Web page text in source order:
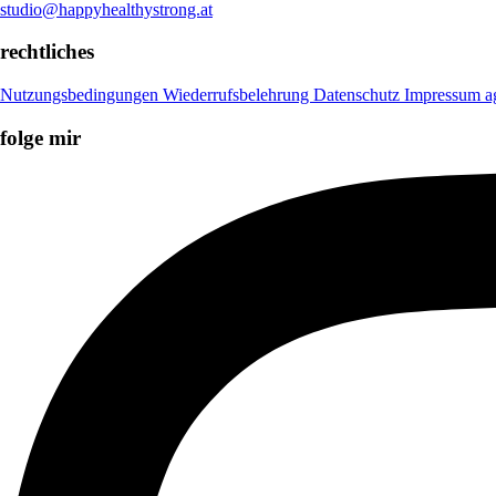
studio@happyhealthystrong.at
rechtliches
Nutzungsbedingungen Wiederrufsbelehrung Datenschutz Impressum
folge mir